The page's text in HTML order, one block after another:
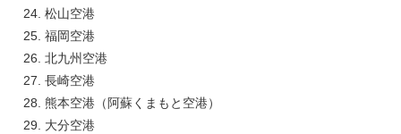
松山空港
福岡空港
北九州空港
長崎空港
熊本空港（阿蘇くまもと空港）
大分空港